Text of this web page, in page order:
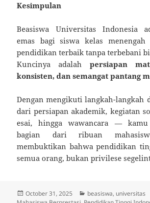
Kesimpulan
Beasiswa Universitas Indonesia
emas bagi siswa kelas
pendidikan terbaik tanpa terbebani
Kuncinya adalah persiapan
konsisten, dan semangat pantang
Dengan mengikuti langkah-langkah
dari persiapan akademik, kegiatan
esai, hingga wawancara —
bagian dari ribuan
membuktikan bahwa pendidikan
semua orang, bukan privilese
Posted
October 31, 2025 Categories
beasiswa, universitas